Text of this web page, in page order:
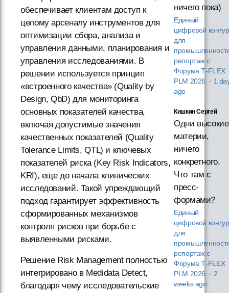
обеспечивает клиентам доступ к
целому арсеналу инструментов для
оптимизации сбора, анализа и
управления данными, планирования и
управления исследованиями. В
решении используется принцип
«встроенного качества» (Quality by
Design, QbD) для мониторинга
основных показателей качества,
включая допустимые значения
качественных показателей (Quality
Tolerance Limits, QTL) и ключевых
показателей риска (Key Risk Indicators,
KRI), еще до начала клинических
исследований. Такой упреждающий
подход гарантирует эффективность
сформированных механизмов
контроля рисков при борьбе с
выявленными рисками.
Решение Risk Management полностью
интегрировано в Medidata Detect,
благодаря чему исследовательские
ничего пока)
Единый
цифровой контур
для
репортаж с
Форума T‑FLEX
PLM 2026 · 1
ago
Кишкин Сергей
Одни высокие
материи,
ничего
конкретного.
Что там с
пресс-
формами?
Единый
цифровой контур
для
репортаж с
Форума T‑FLEX
PLM 2026 · 2
weeks ago